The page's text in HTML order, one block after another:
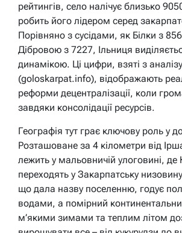
рейтингів, село налічує близько
робить його лідером серед
Порівняно з сусідами, як Білки з
Дібровою з 7227, Ільниця
динамікою. Ці цифри, взяті з
(goloskarpat.info), відображають
реформи децентралізації, коли
завдяки консолідації ресурсів.
Географія тут грає ключову роль у
Розташоване за 4 кілометри від
лежить у мальовничій улоговині, де
переходять у Закарпатську
що дала назву поселенню, годує
водами, а помірний
м’якими зимами та теплим літом